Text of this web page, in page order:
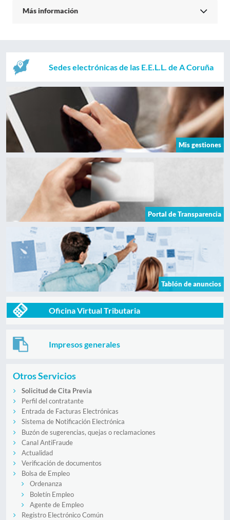
Más información
Sedes electrónicas de las E.E.L.L. de A Coruña
Mis gestiones
Portal de Transparencia
Tablón de anuncios
Oficina Virtual Tributaria
Impresos generales
Otros Servicios
Solicitud de Cita Previa
Perfil del contratante
Entrada de Facturas Electrónicas
Sistema de Notificación Electrónica
Buzón de sugerencias, quejas o reclamaciones
Canal AntiFraude
Actualidad
Verificación de documentos
Bolsa de Empleo
Ordenanza
Boletín Empleo
Agente de Empleo
Registro Electrónico Común